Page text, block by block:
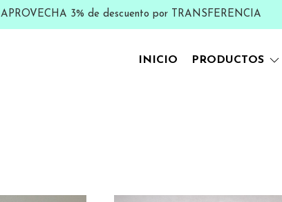
APROVECHA 3% de descuento por TRANSFERENCIA
INICIO PRODUCTOS